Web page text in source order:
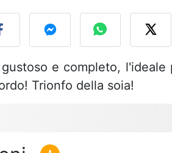
e completo, l'ideale
Trionfo della soia!